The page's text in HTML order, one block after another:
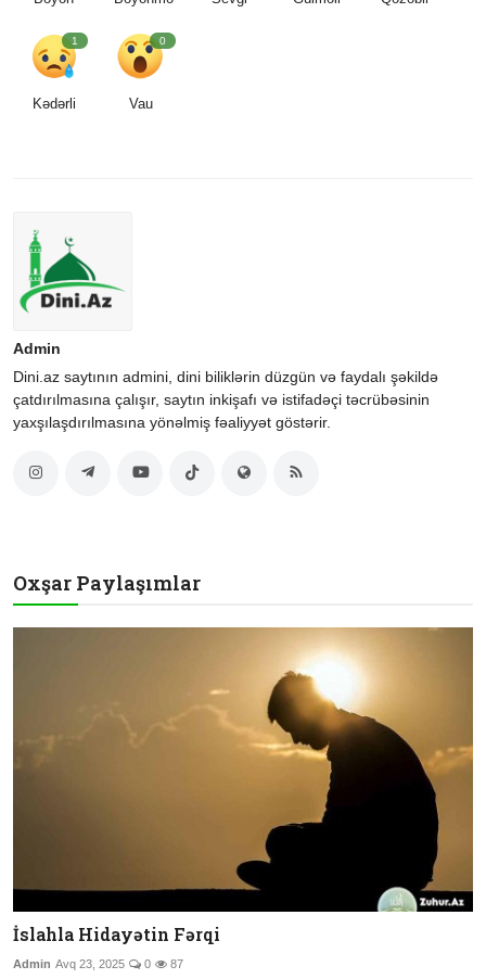
1
Kədərli
0
Vau
Admin
Dini.az saytının admini, dini biliklərin düzgün və faydalı şəkildə
çatdırılmasına çalışır, saytın inkişafı və istifadəçi təcrübəsinin
yaxşılaşdırılmasına yönəlmiş fəaliyyət göstərir.
Oxşar Paylaşımlar
İslahla Hidayətin Fərqi
Admin Avq 23, 2025 0 87